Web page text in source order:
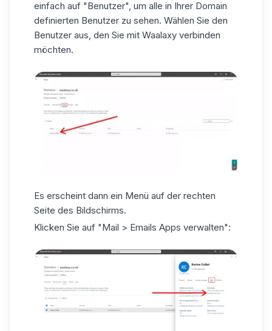
einfach auf "Benutzer", um alle in Ihrer Domain
definierten Benutzer zu sehen. Wählen Sie den
Benutzer aus, den Sie mit Waalaxy verbinden
möchten.
Es erscheint dann ein Menü auf der rechten
Seite des Bildschirms.
Klicken Sie auf "Mail > Emails Apps verwalten":